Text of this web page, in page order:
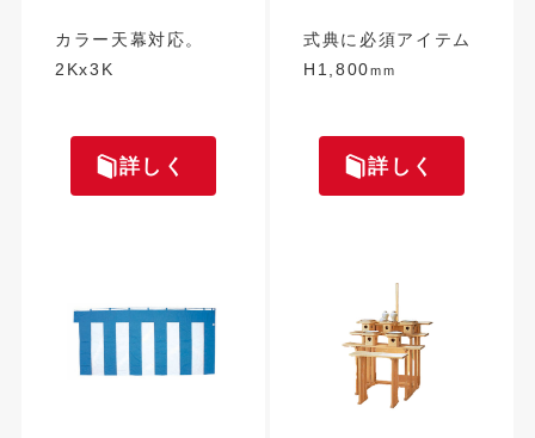
カラー天幕対応。
2Kx3K
詳しく
式典に必須アイテム
H1,800mm
詳しく